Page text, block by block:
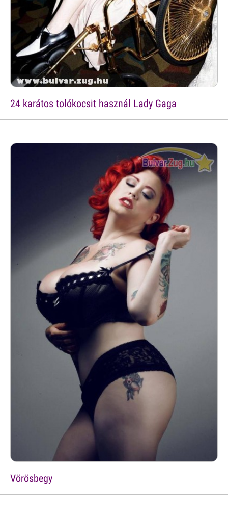
24 karátos tolókocsit használ Lady Gaga
Vörösbegy